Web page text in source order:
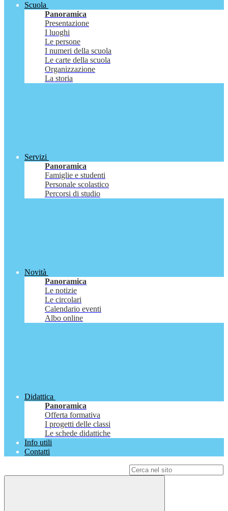
Scuola
Panoramica
Presentazione
I luoghi
Le persone
I numeri della scuola
Le carte della scuola
Organizzazione
La storia
Servizi
Panoramica
Famiglie e studenti
Personale scolastico
Percorsi di studio
Novità
Panoramica
Le notizie
Le circolari
Calendario eventi
Albo online
Didattica
Panoramica
Offerta formativa
I progetti delle classi
Le schede didattiche
Info utili
Contatti